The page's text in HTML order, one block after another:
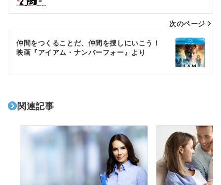
ナ
ビ
ゲ
シ
ン
次のページ
仲間をつくることだ、仲間を捜しにいこう！
映画『アイアム・ナンバーフォー』より
関連記事